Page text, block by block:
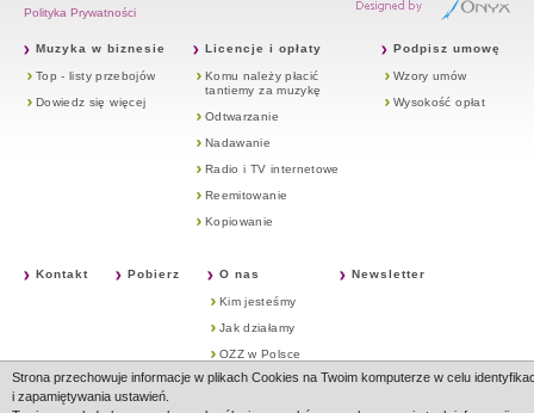
Polityka Prywatności
Muzyka w biznesie
Top - listy przebojów
Dowiedz się więcej
Licencje i opłaty
Komu należy płacić
tantiemy za muzykę
Odtwarzanie
Nadawanie
Radio i TV internetowe
Reemitowanie
Kopiowanie
Podpisz umowę
Wzory umów
Wysokość opłat
Kontakt Pobierz O nas
Kim jesteśmy
Jak działamy
OZZ w Polsce
OZZ na Świecie
Newsletter
Strona przechowuje informacje w plikach Cookies na Twoim komputerze w celu
i zapamiętywania ustawień.